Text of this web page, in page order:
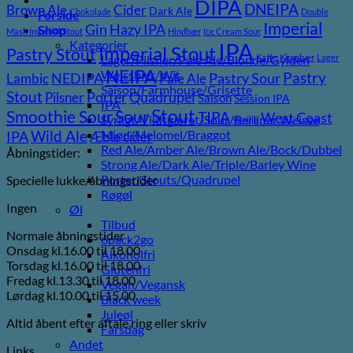
Forside
Shop
Kategorier
Lager/Pilsner/Pale Ale/Blonde/Gylden
Weissbier/Wit
Saison/Farmhouse/Grisette
IPA
Syrligt/Vildtgæret/Sour/Berliner Weisse
Mjød/Melomel/Braggot
Red Ale/Amber Ale/Brown Ale/Bock/Dubbel
Strong Ale/Dark Ale/Triple/Barley Wine
Porter/Stouts/Quadrupel
Røgøl
Øl
Tilbud
6pack2go
Alkoholfri
Glutenfri
Vegan/Vegansk
Black week
Juleøl
Farsdag
Andet
Brown Ale Chokolade Cider Dark Ale DIPA DNEIPA Double
Mash Imperial Stout Gin Hazy IPA Hindbær Ice Cream Sour Imperial
Pastry StoutImperial StoutIPA Kaffe Kirsebær Lager
Lambic NEDIPANEIPAPale Ale Pastry Sour Pastry
Stout Pilsner PorterQuadrupelSaisonSession IPA
Smoothie SourSourStoutTIPA Vanilje West Coast
IPAWild Ale Æble cider
Åbningstider:
Specielle lukke/åbningstider
Ingen
Normale åbningstider
Onsdag kl.16.00 til 18.00
Torsdag kl.16.00 til 18.00
Fredag kl.13.30 til 18.00
Lørdag kl.10.00 til 15.00
Altid åbent efter aftale ring eller skriv